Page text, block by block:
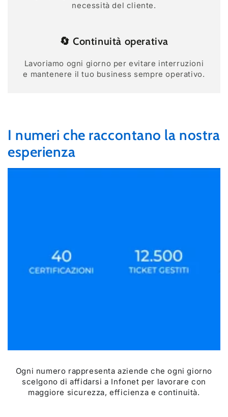
necessità del cliente.
🔄 Continuità operativa
Lavoriamo ogni giorno per evitare interruzioni
e mantenere il tuo business sempre operativo.
I numeri che raccontano la nostra
esperienza
Ogni numero rappresenta aziende che ogni giorno
scelgono di affidarsi a Infonet per lavorare con
maggiore sicurezza, efficienza e continuità.